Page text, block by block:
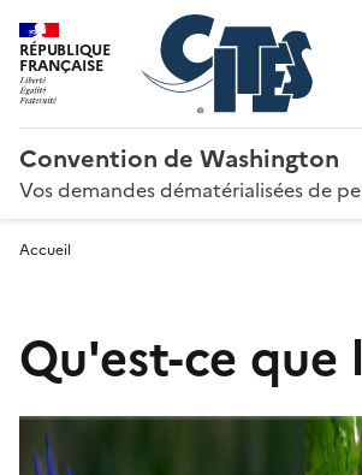
RÉPUBLIQUE
FRANÇAISE
Convention de Washington
Vos demandes dématérialisées de
Accueil
Qu'est-ce que